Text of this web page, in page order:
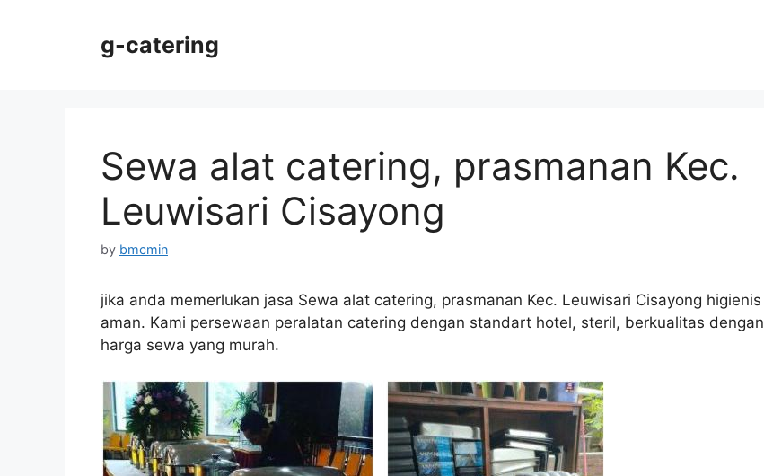
g-catering
Sewa alat catering, prasmanan Kec.
Leuwisari Cisayong
by bmcmin
jika anda memerlukan jasa Sewa alat catering, prasmanan Kec. Leuwisari Cisayong higienis
aman. Kami persewaan peralatan catering dengan standart hotel, steril, berkualitas dengan
harga sewa yang murah.